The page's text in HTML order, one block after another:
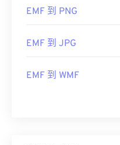
EMF 到 PNG
EMF 到 JPG
EMF 到 WMF